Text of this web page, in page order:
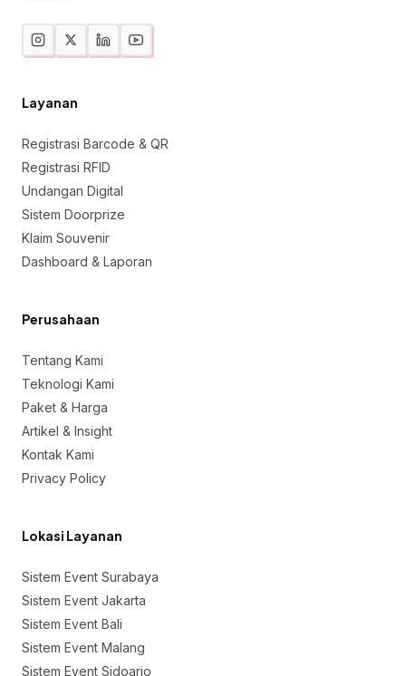
Layanan
Registrasi Barcode & QR
Registrasi RFID
Undangan Digital
Sistem Doorprize
Klaim Souvenir
Dashboard & Laporan
Perusahaan
Tentang Kami
Teknologi Kami
Paket & Harga
Artikel & Insight
Kontak Kami
Privacy Policy
Lokasi Layanan
Sistem Event Surabaya
Sistem Event Jakarta
Sistem Event Bali
Sistem Event Malang
Sistem Event Sidoarjo